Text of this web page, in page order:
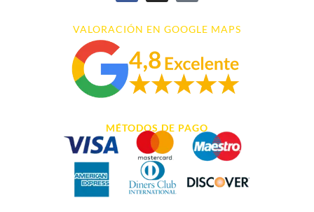
VALORACIÓN EN GOOGLE MAPS
MÉTODOS DE PAGO